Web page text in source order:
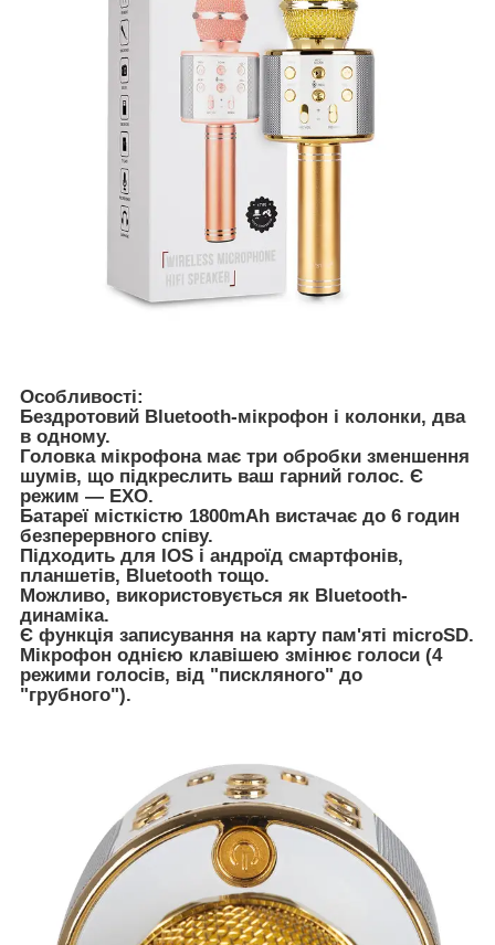
Особливості:
Бездротовий Bluetooth-мікрофон і колонки, два
в одному.
Головка мікрофона має три обробки зменшення
шумів, що підкреслить ваш гарний голос. Є
режим — ЕХО.
Батареї місткістю 1800mAh вистачає до 6 годин
безперервного співу.
Підходить для IOS і андроїд смартфонів,
планшетів, Bluetooth тощо.
Можливо, використовується як Bluetooth-
динаміка.
Є функція записування на карту пам'яті microSD.
Мікрофон однією клавішею змінює голоси (4
режими голосів, від "пискляного" до
"грубного").